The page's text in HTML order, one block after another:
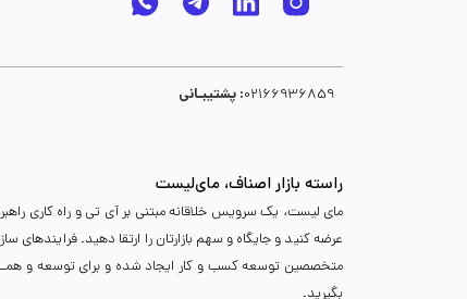
پشتیبـانی :02166936859
راسته بازار اصناف، مای‌لیست
مای لیست، یک سرویس خلاقانه مبتنی بر آی تی و راه کاری
عرضه کنید و جایگاه و سهم بازارتان را ارتقا دهید.
متخصصین توسعه کسب و کار ایجاد شده و برای توسعه و
بگیرید.